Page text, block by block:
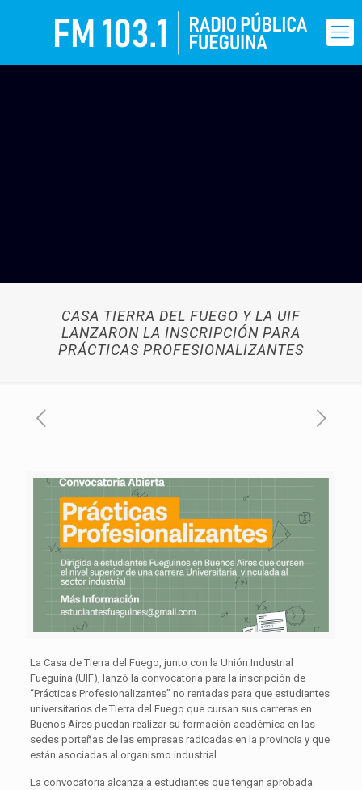
CASA TIERRA DEL FUEGO Y LA UIF
LANZARON LA INSCRIPCIÓN PARA
PRÁCTICAS PROFESIONALIZANTES
La Casa de Tierra del Fuego, junto con la Unión Industrial
Fueguina (UIF), lanzó la convocatoria para la inscripción de
“Prácticas Profesionalizantes” no rentadas para que estudiantes
universitarios de Tierra del Fuego que cursan sus carreras en
Buenos Aires puedan realizar su formación académica en las
sedes porteñas de las empresas radicadas en la provincia y que
están asociadas al organismo industrial.
La convocatoria alcanza a estudiantes que tengan aprobada